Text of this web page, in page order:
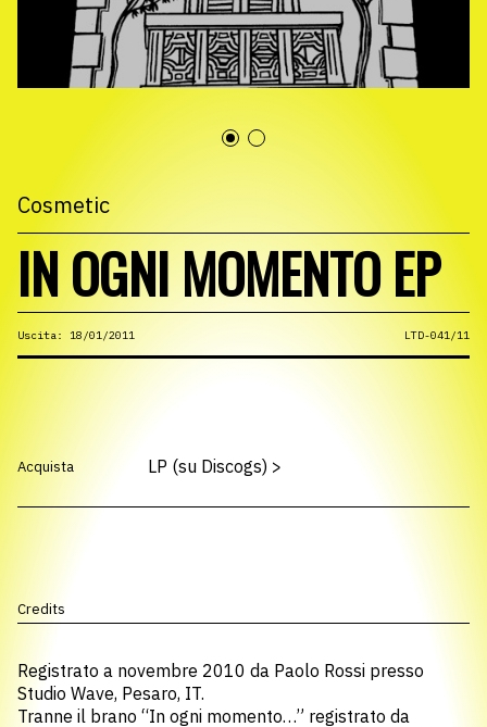
Cosmetic
IN OGNI MOMENTO EP
Uscita: 18/01/2011 LTD-041/11
Acquista LP (su Discogs) >
Credits
Registrato a novembre 2010 da Paolo Rossi presso
Studio Wave, Pesaro, IT.
Tranne il brano “In ogni momento…” registrato da